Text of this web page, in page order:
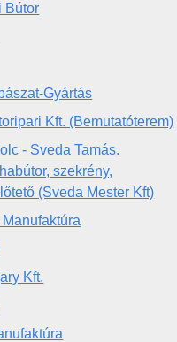
Bútor
Gyártás
Kft. (Bemutatóterem)
- Sveda Tamás.
szekrény,
(Sveda Mester Kft)
Kft.